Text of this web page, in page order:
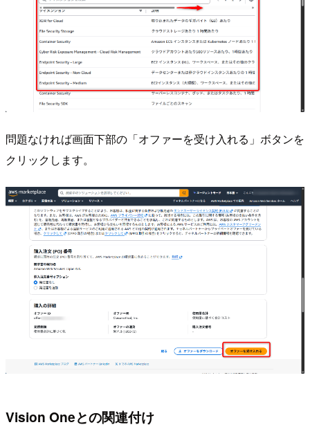
問題なければ画面下部の「オファーを受け入れる」ボタンを
クリックします。
Vision Oneとの関連付け